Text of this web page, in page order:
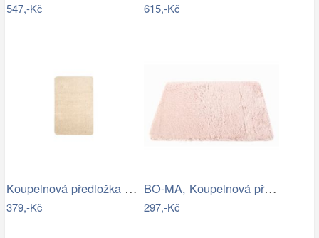
547,-Kč 615,-Kč
Koupelnová předložka Optima 60x90 cm…
379,-Kč
BO-MA, Koupelnová předložka Rabbit New…
297,-Kč